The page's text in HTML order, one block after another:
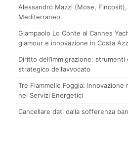
Alessandro Mazzi (Mose,
Mediterraneo
Giampaolo Lo Conte al Cannes
glamour e innovazione in Costa
Diritto dell’immigrazione:
strategico dell’avvocato
Tre Fiammelle Foggia:
nei Servizi Energetici
Cancellare dati dalla sofferenza